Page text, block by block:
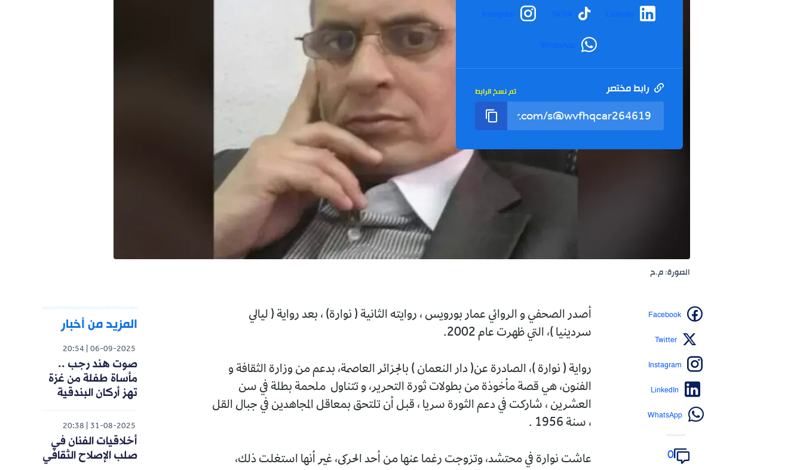
LinkedIn
TikTok
Instagram
WhatsApp
رابط مختصر تم نسخ الرابط
الصورة: م.ح
أصدر الصحفي و الروائي عمار بورويس ، روايته الثانية ( نوارة) ، بعد رواية ( ليالي
سردينيا )، التي ظهرت عام 2002.
رواية ( نوارة )، الصادرة عن( دار النعمان ) بالجزائر العاصمة، بدعم من وزارة الثقافة و
الفنون، هي قصة مأخوذة من بطولات ثورة التحرير، و تتناول ملحمة بطلة في سن
العشرين ، شاركت في دعم الثورة سريا ، قبل أن تلتحق بمعاقل المجاهدين في جبال القل
، سنة 1956 .
عاشت نوارة في محتشد، وتزوجت رغما عنها من أحد الحركى، غير أنها استغلت ذلك،
Facebook
Twitter
Instagram
LinkedIn
WhatsApp
0
المزيد من أخبار
06-09-2025
20:54
صوت هند رجب ..
مأساة طفلة من غزة
تهز أركان البندقية
31-08-2025
20:38
أخلاقيات الفنان في
صلب الإصلاح الثقافي